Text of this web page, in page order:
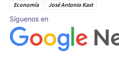
Economía
José Antonio Kast
Síguenos en